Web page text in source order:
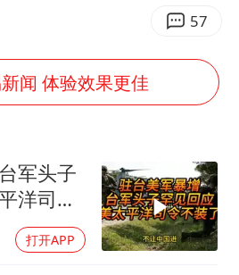
广东雷州通报特教老师招聘违规事件
两名乘客在飞机上因调节座椅起冲突
57
闻 体验效果更佳
军头子
洋司令
打开APP